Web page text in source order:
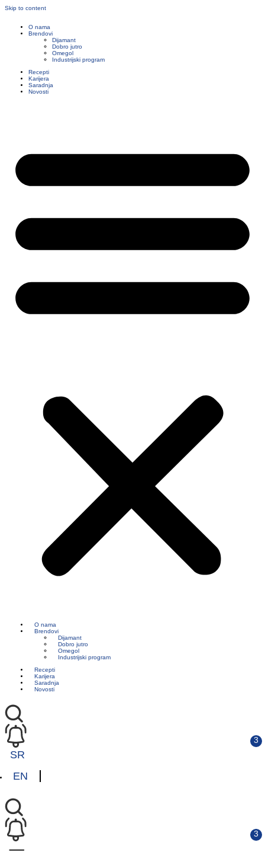
Skip to content
O nama
Brendovi
Dijamant
Dobro jutro
Omegol
Industrijski program
Recepti
Karijera
Saradnja
Novosti
O nama
Brendovi
Dijamant
Dobro jutro
Omegol
Industrijski program
Recepti
Karijera
Saradnja
Novosti
SR
EN